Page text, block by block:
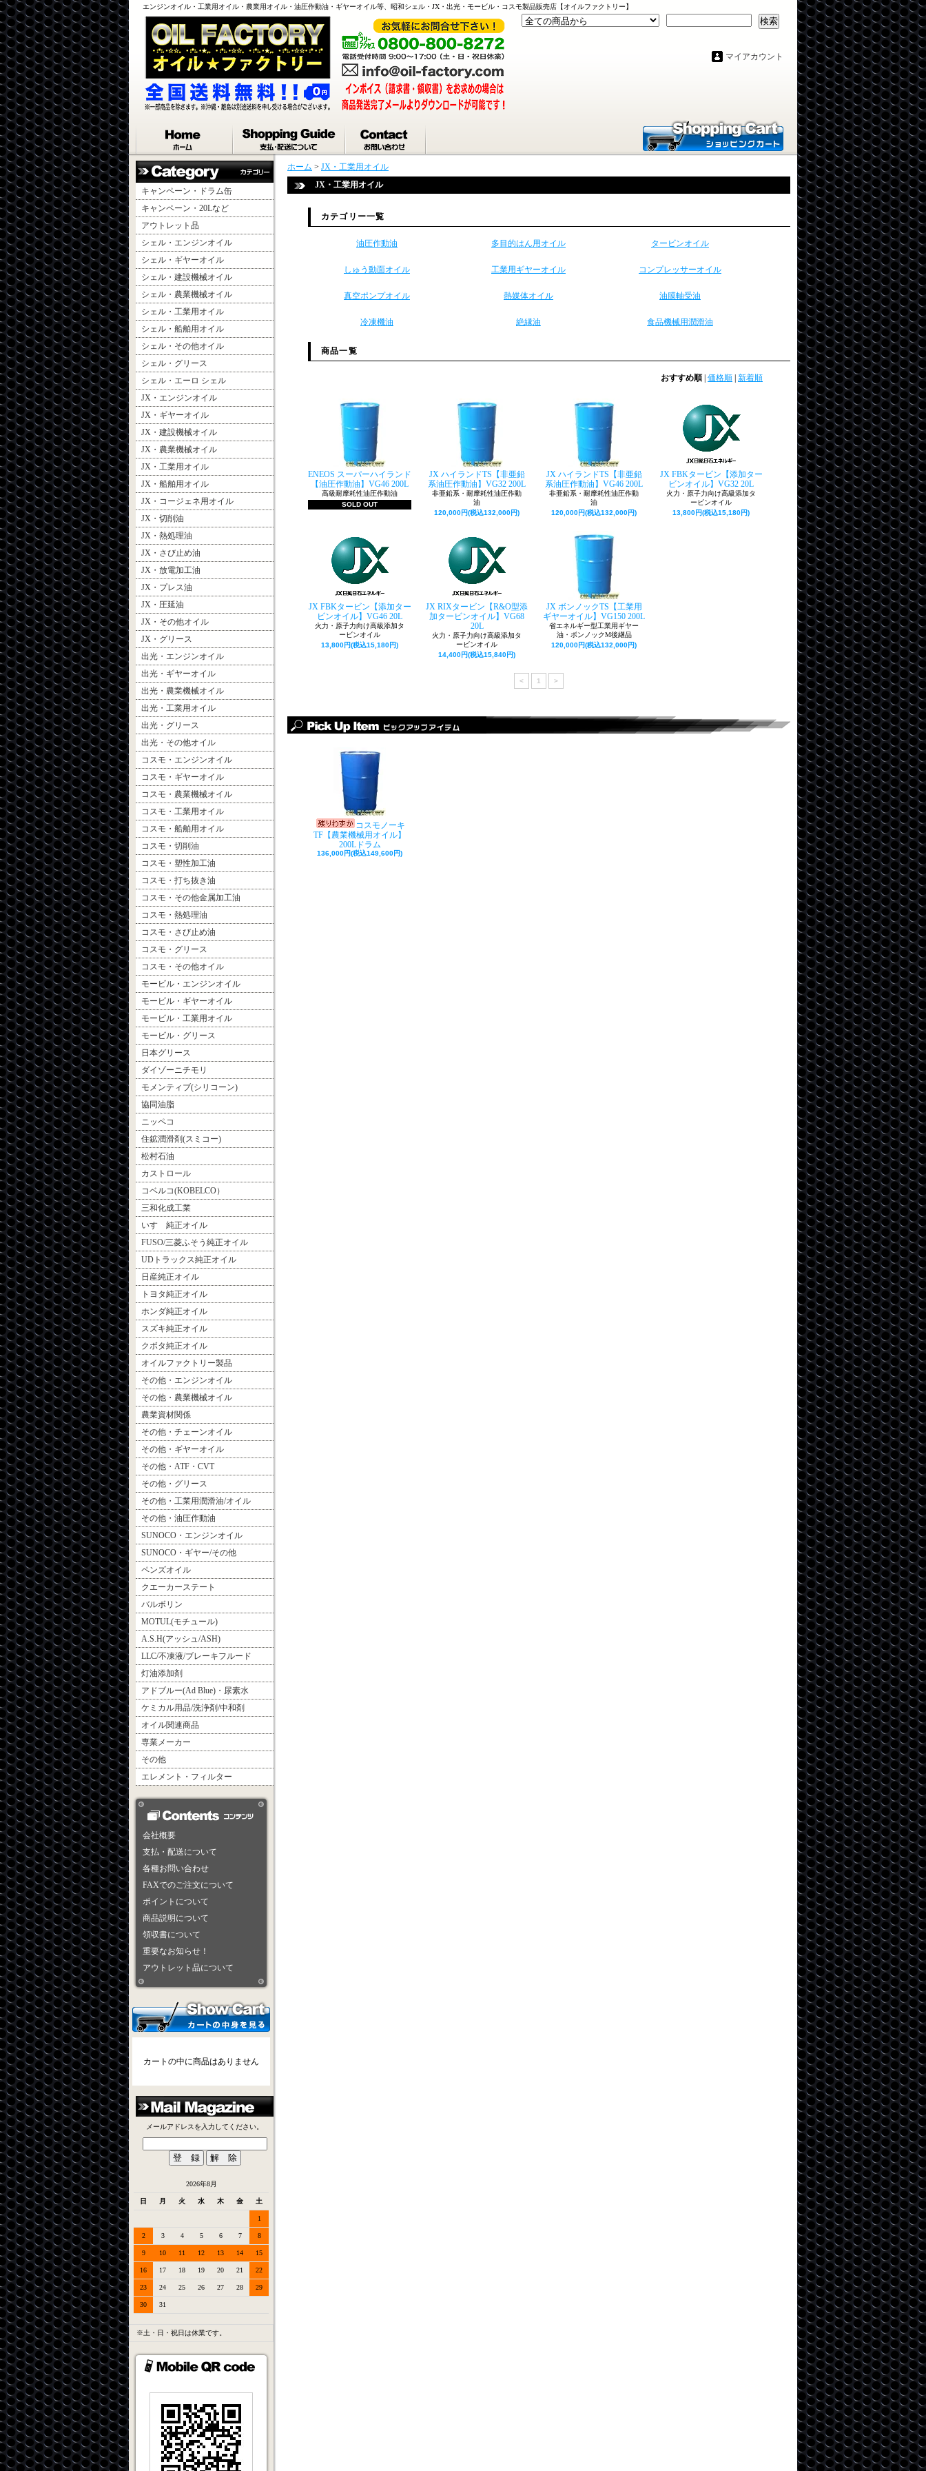
エンジンオイル・工業用オイル・農業用オイル・油圧作動油・ギヤーオイル等、昭和シェル・JX・出光・モービル・コスモ製品販売店【オイルファクトリー】
検索
マイアカウント
キャンペーン・ドラム缶
キャンペーン・20Lなど
アウトレット品
シェル・エンジンオイル
シェル・ギヤーオイル
シェル・建設機械オイル
シェル・農業機械オイル
シェル・工業用オイル
シェル・船舶用オイル
シェル・その他オイル
シェル・グリース
シェル・エーロ シェル
JX・エンジンオイル
JX・ギヤーオイル
JX・建設機械オイル
JX・農業機械オイル
JX・工業用オイル
JX・船舶用オイル
JX・コージェネ用オイル
JX・切削油
JX・熱処理油
JX・さび止め油
JX・放電加工油
JX・プレス油
JX・圧延油
JX・その他オイル
JX・グリース
出光・エンジンオイル
出光・ギヤーオイル
出光・農業機械オイル
出光・工業用オイル
出光・グリース
出光・その他オイル
コスモ・エンジンオイル
コスモ・ギヤーオイル
コスモ・農業機械オイル
コスモ・工業用オイル
コスモ・船舶用オイル
コスモ・切削油
コスモ・塑性加工油
コスモ・打ち抜き油
コスモ・その他金属加工油
コスモ・熱処理油
コスモ・さび止め油
コスモ・グリース
コスモ・その他オイル
モービル・エンジンオイル
モービル・ギヤーオイル
モービル・工業用オイル
モービル・グリース
日本グリース
ダイゾーニチモリ
モメンティブ(シリコーン)
協同油脂
ニッペコ
住鉱潤滑剤(スミコー)
松村石油
カストロール
コベルコ(KOBELCO）
三和化成工業
いすゞ純正オイル
FUSO/三菱ふそう純正オイル
UDトラックス純正オイル
日産純正オイル
トヨタ純正オイル
ホンダ純正オイル
スズキ純正オイル
クボタ純正オイル
オイルファクトリー製品
その他・エンジンオイル
その他・農業機械オイル
農業資材関係
その他・チェーンオイル
その他・ギヤーオイル
その他・ATF・CVT
その他・グリース
その他・工業用潤滑油/オイル
その他・油圧作動油
SUNOCO・エンジンオイル
SUNOCO・ギヤー/その他
ペンズオイル
クエーカーステート
バルボリン
MOTUL(モチュール)
A.S.H(アッシュ/ASH)
LLC/不凍液/ブレーキフルード
灯油添加剤
アドブルー(Ad Blue)・尿素水
ケミカル用品/洗浄剤/中和剤
オイル関連商品
専業メーカー
その他
エレメント・フィルター
会社概要
支払・配送について
各種お問い合わせ
FAXでのご注文について
ポイントについて
商品説明について
領収書について
重要なお知らせ！
アウトレット品について
カートの中に商品はありません
メールアドレスを入力してください。
2026年8月
日 月 火 水 木 金 土
1
2 3 4 5 6 7 8
9 10 11 12 13 14 15
16 17 18 19 20 21 22
23 24 25 26 27 28 29
30 31
※土・日・祝日は休業です。
ホーム > JX・工業用オイル
JX・工業用オイル
カテゴリー一覧
油圧作動油 多目的はん用オイル タービンオイル
しゅう動面オイル 工業用ギヤーオイル コンプレッサーオイル
真空ポンプオイル 熱媒体オイル 油膜軸受油
冷凍機油 絶縁油 食品機械用潤滑油
商品一覧
おすすめ順 価格順 新着順
ENEOS スーパーハイランド
【油圧作動油】VG46 200L
高級耐摩耗性油圧作動油
SOLD OUT
JX ハイランドTS【非亜鉛
系油圧作動油】VG32 200L
非亜鉛系・耐摩耗性油圧作動
油
120,000円(税込132,000円)
JX ハイランドTS【非亜鉛
系油圧作動油】VG46 200L
非亜鉛系・耐摩耗性油圧作動
油
120,000円(税込132,000円)
JX FBKタービン【添加ター
ビンオイル】VG32 20L
火力・原子力向け高級添加タ
ービンオイル
13,800円(税込15,180円)
JX FBKタービン【添加ター
ビンオイル】VG46 20L
火力・原子力向け高級添加タ
ービンオイル
13,800円(税込15,180円)
JX RIXタービン【R&O型添
加タービンオイル】VG68
20L
火力・原子力向け高級添加タ
ービンオイル
14,400円(税込15,840円)
JX ボンノックTS【工業用
ギヤーオイル】VG150 200L
省エネルギー型工業用ギヤー
油・ボンノックM後継品
120,000円(税込132,000円)
< 1 >
コスモノーキ
TF【農業機械用オイル】
200Lドラム
136,000円(税込149,600円)